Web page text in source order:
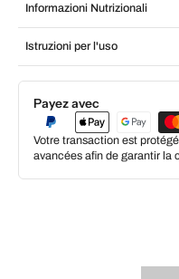
Informazioni Nutrizionali
Istruzioni per l'uso
Payez avec
Votre transaction est
avancées afin de garantir la